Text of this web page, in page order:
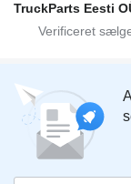
TruckParts Eesti